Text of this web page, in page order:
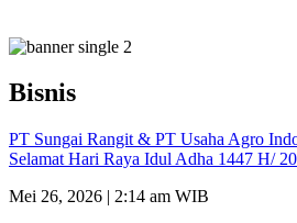
Bisnis
PT Sungai Rangit & PT Usaha Agro
Selamat Hari Raya Idul Adha 1447 H/
Mei 26, 2026 | 2:14 am WIB